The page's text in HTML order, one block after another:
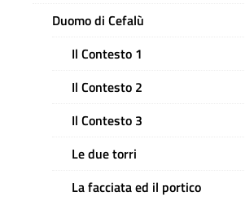
Duomo di Cefalù
Il Contesto 1
Il Contesto 2
Il Contesto 3
Le due torri
La facciata ed il portico